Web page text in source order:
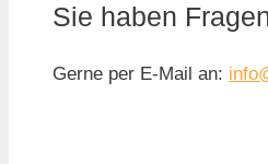
Sie haben
Gerne per E-Mail an: